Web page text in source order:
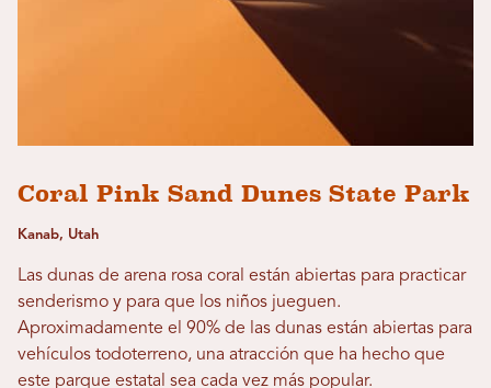
Coral Pink Sand Dunes State Park
Kanab, Utah
Las dunas de arena rosa coral están abiertas para practicar
senderismo y para que los niños jueguen.
Aproximadamente el 90% de las dunas están abiertas para
vehículos todoterreno, una atracción que ha hecho que
este parque estatal sea cada vez más popular.